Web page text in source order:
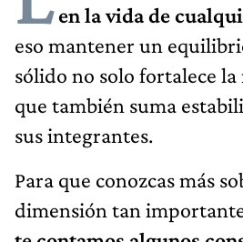
en la vida de
eso mantener un
sólido no solo fortalece la
que también suma
sus integrantes.
Para que conozcas más
dimensión tan